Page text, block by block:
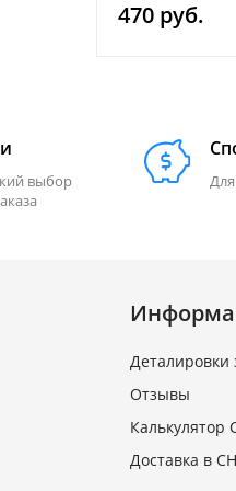
470 руб.
выбор
Деталировки
Отзывы
Калькулятор
Доставка в